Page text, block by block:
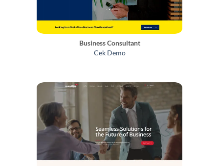
Business Consultant
Cek Demo